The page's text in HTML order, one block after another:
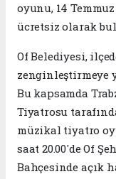
oyunu, 14
ücretsiz olarak
Of Belediyesi,
zenginleştirmeye
Bu kapsamda
Tiyatrosu
müzikal tiyatro
saat 20.00'de Of
Bahçesinde açık